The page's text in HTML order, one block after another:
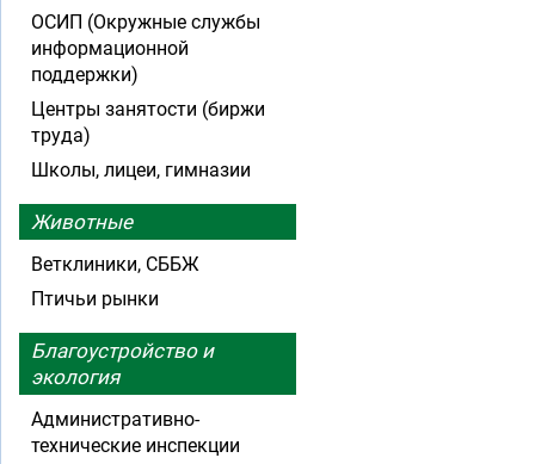
ОСИП (Окружные службы
информационной
поддержки)
Центры занятости (биржи
труда)
Школы, лицеи, гимназии
Животные
Ветклиники, СББЖ
Птичьи рынки
Благоустройство и
экология
Административно-
технические инспекции